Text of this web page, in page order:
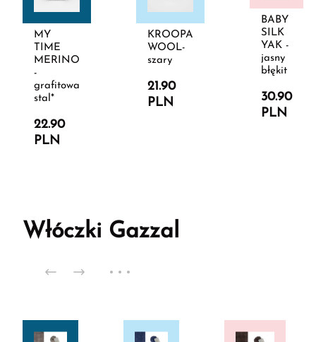
MY
TIME
MERINO
-
grafitowa
stal*
22.90
PLN
KROOPA
WOOL-
szary
21.90
PLN
BABY
SILK
YAK -
jasny
błękit
30.90
PLN
Włóczki Gazzal